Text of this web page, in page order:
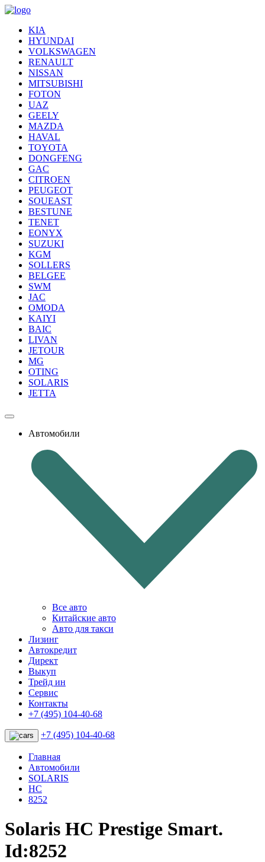
KIA
HYUNDAI
VOLKSWAGEN
RENAULT
NISSAN
MITSUBISHI
FOTON
UAZ
GEELY
MAZDA
HAVAL
TOYOTA
DONGFENG
GAC
CITROEN
PEUGEOT
SOUEAST
BESTUNE
TENET
EONYX
SUZUKI
KGM
SOLLERS
BELGEE
SWM
JAC
OMODA
KAIYI
BAIC
LIVAN
JETOUR
MG
OTING
SOLARIS
JETTA
Автомобили
Все авто
Китайские авто
Авто для такси
Лизинг
Автокредит
Директ
Выкуп
Трейд ин
Сервис
Контакты
+7 (495) 104-40-68
+7 (495) 104-40-68
Главная
Автомобили
SOLARIS
HC
8252
Solaris HC Prestige Smart.
Id:8252